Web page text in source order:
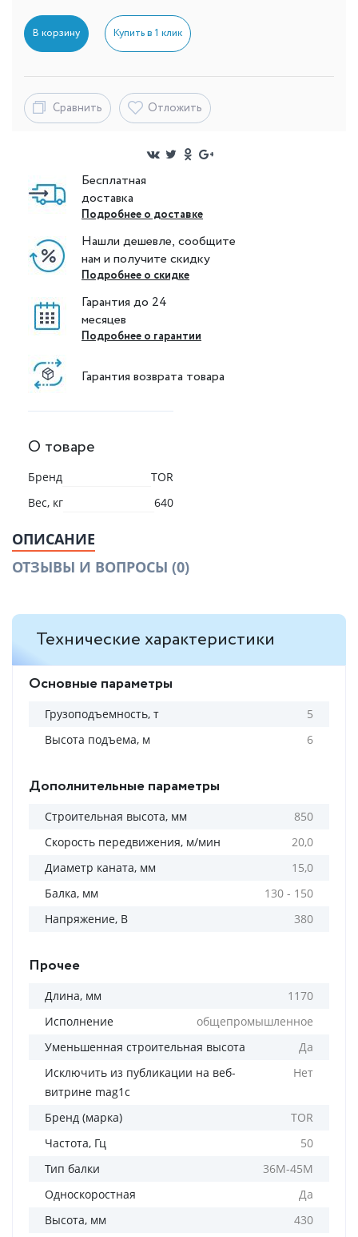
В корзину Купить в 1 клик
Сравнить Отложить
Бесплатная
доставка
Подробнее о доставке
Нашли дешевле, сообщите
нам и получите скидку
Подробнее о скидке
Гарантия до 24
месяцев
Подробнее о гарантии
Гарантия возврата товара
О товаре
Бренд
TOR
Вес, кг
640
ОПИСАНИЕ
ОТЗЫВЫ И ВОПРОСЫ (0)
Технические характеристики
Основные параметры
Грузоподъемность, т
5
Высота подъема, м
6
Дополнительные параметры
Строительная высота, мм
850
Скорость передвижения, м/мин
20,0
Диаметр каната, мм
15,0
Балка, мм
130 - 150
Напряжение, В
380
Прочее
Длина, мм
1170
Исполнение
общепромышленное
Уменьшенная строительная высота
Да
Исключить из публикации на веб-
витрине mag1c
Нет
Бренд (марка)
TOR
Частота, Гц
50
Тип балки
36М-45М
Односкоростная
Да
Высота, мм
430